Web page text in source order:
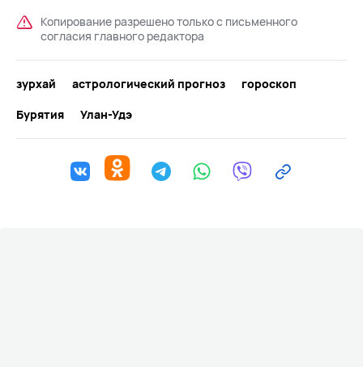
Копирование разрешено только с письменного
согласия главного редактора
зурхай астрологический прогноз
гороскоп
Бурятия
Улан-Удэ